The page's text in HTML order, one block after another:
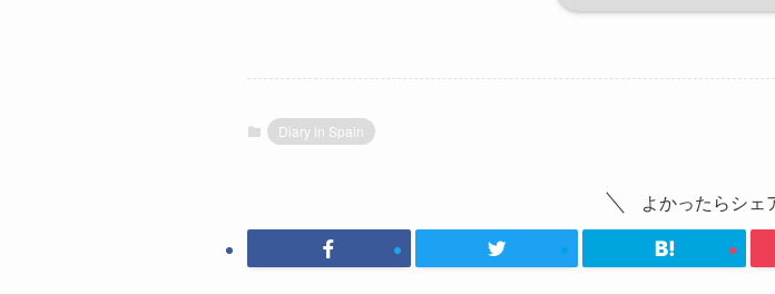
Diary in Spain
よかったらシェ